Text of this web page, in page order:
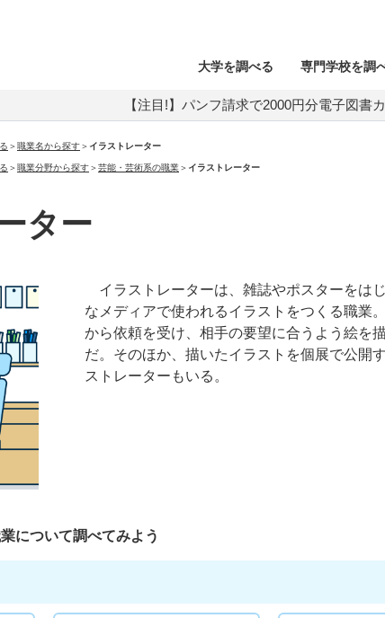
大学を調べる 専門学校を調
【注目!】パンフ請求で2000円分電子図書
＞職業名から探す＞ イラストレーター
＞職業分野から探す＞芸能・芸術系の職業＞ イラストレーター
ター
イラストレーターは、雑誌やポスターをは
なメディアで使われるイラストをつくる職業
から依頼を受け、相手の要望に合うよう絵を
だ。そのほか、描いたイラストを個展で公開
ストレーターもいる。
について調べてみよう